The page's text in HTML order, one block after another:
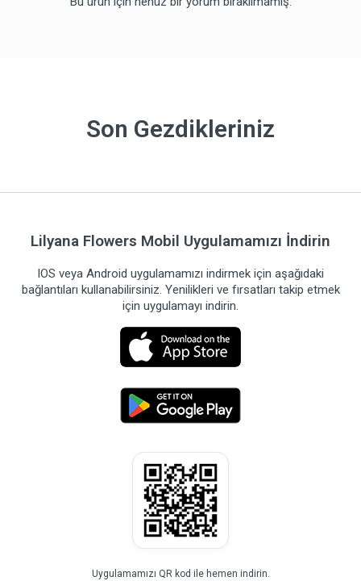
Son Gezdikleriniz
Lilyana Flowers Mobil Uygulamamızı İndirin
IOS veya Android uygulamamızı indirmek için aşağıdaki
bağlantıları kullanabilirsiniz. Yenilikleri ve fırsatları takip etmek
için uygulamayı indirin.
Uygulamamızı QR kod ile hemen indirin.